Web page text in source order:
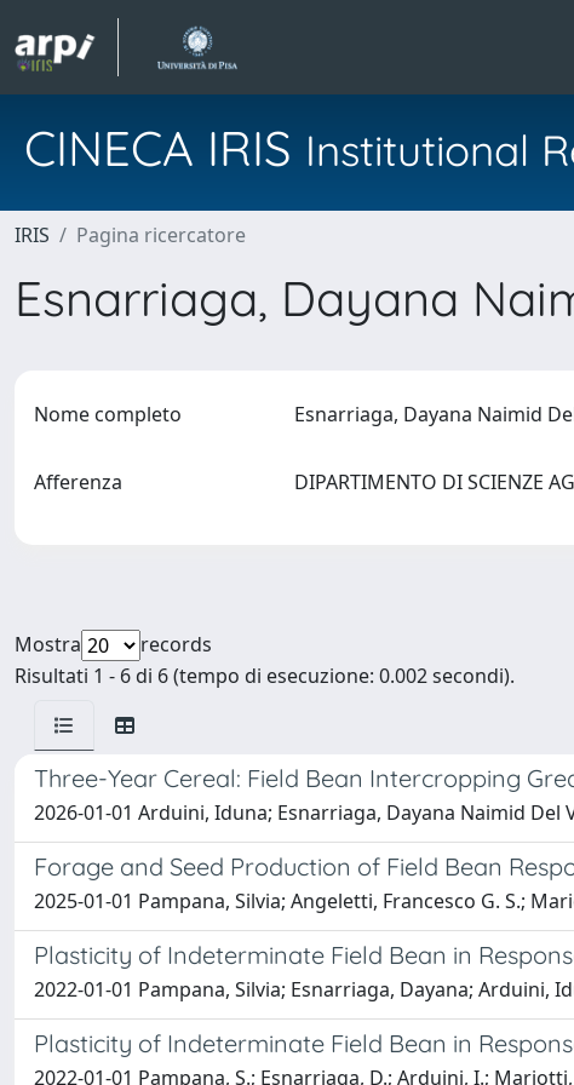
CINECA IRIS Institutional
IRIS Pagina ricercatore
Esnarriaga, Dayana
Nome completo Esnarriaga, Dayana Naimid
Afferenza DIPARTIMENTO DI SCIENZE
Mostra
records
Risultati 1 - 6 di 6 (tempo di esecuzione: 0.002 secondi).
Three-Year Cereal: Field Bean Intercropping
2026-01-01 Arduini, Iduna; Esnarriaga, Dayana Naimid
Forage and Seed Production of Field Bean
2025-01-01 Pampana, Silvia; Angeletti, Francesco G. S.;
Plasticity of Indeterminate Field Bean in
2022-01-01 Pampana, Silvia; Esnarriaga, Dayana; Arduini,
Plasticity of Indeterminate Field Bean in
2022-01-01 Pampana, S.; Esnarriaga, D.; Arduini, I.;